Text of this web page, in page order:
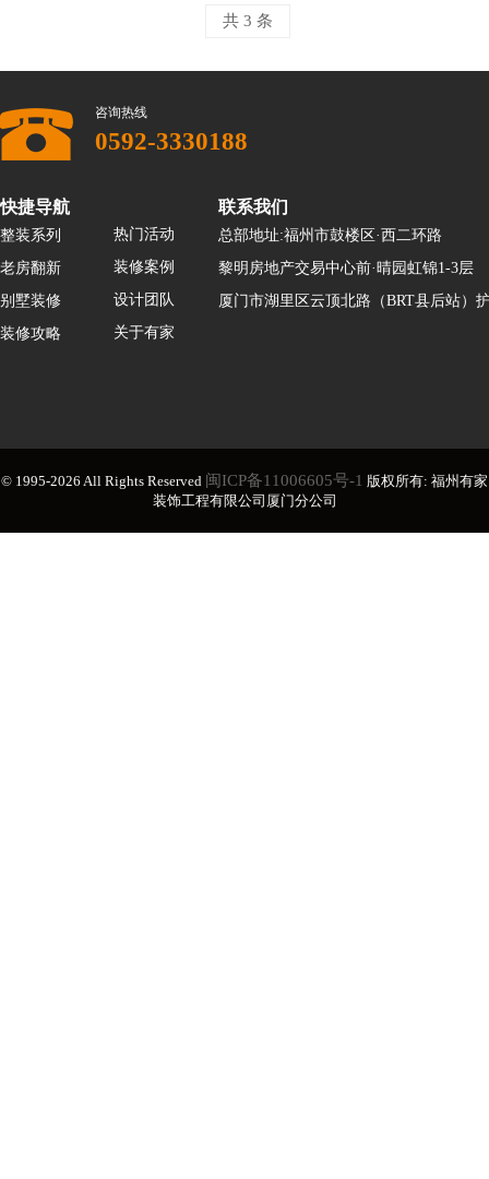
共 3 条
咨询热线
0592-3330188
快捷导航
整装系列
老房翻新
别墅装修
装修攻略
热门活动
装修案例
设计团队
关于有家
联系我们
总部地址:福州市鼓楼区·西二环路
黎明房地产交易中心前·晴园虹锦1-3层
厦门市湖里区云顶北路（BRT县后站）
© 1995-2026 All Rights Reserved 闽ICP备11006605号-1 版权所有: 福州有家
装饰工程有限公司厦门分公司